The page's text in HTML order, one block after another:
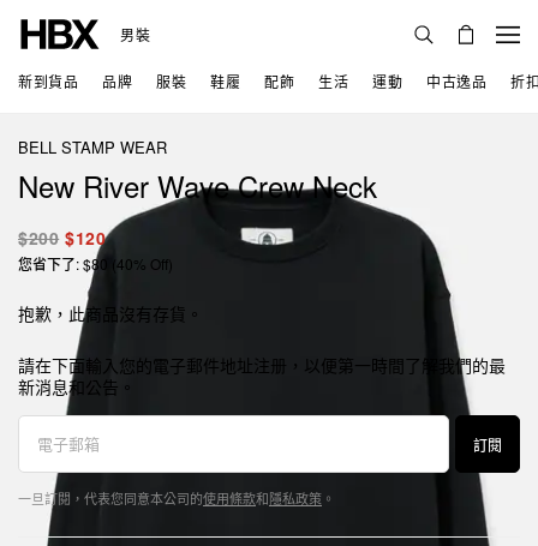
男裝
新到貨品 品牌 服裝 鞋履 配飾 生活 運動 中古逸品 折
BELL STAMP WEAR
New River Wave Crew Neck
$200 $120
您省下了: $80 (40% Off)
抱歉，此商品沒有存貨。
請在下面輸入您的電子郵件地址注册，以便第一時間了解我們的最
新消息和公告。
訂閱
一旦訂閱，代表您同意本公司的使用條款和隱私政策 。